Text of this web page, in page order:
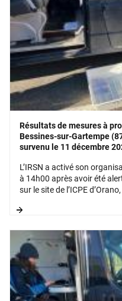
Résultats de mesures à
Bessines-sur-Gartempe
survenu le 11 décembre
L’IRSN a activé son
à 14h00 après avoir été
sur le site de l’ICPE